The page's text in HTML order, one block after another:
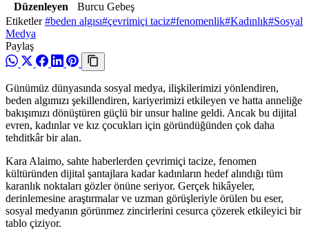
Düzenleyen
Burcu Gebeş
Etiketler #beden algısı#çevrimiçi taciz#fenomenlik#Kadınlık#Sosyal
Medya
Paylaş
Günümüz dünyasında sosyal medya, ilişkilerimizi yönlendiren,
beden algımızı şekillendiren, kariyerimizi etkileyen ve hatta anneliğe
bakışımızı dönüştüren güçlü bir unsur haline geldi. Ancak bu dijital
evren, kadınlar ve kız çocukları için göründüğünden çok daha
tehditkâr bir alan.
Kara Alaimo, sahte haberlerden çevrimiçi tacize, fenomen
kültüründen dijital şantajlara kadar kadınların hedef alındığı tüm
karanlık noktaları gözler önüne seriyor. Gerçek hikâyeler,
derinlemesine araştırmalar ve uzman görüşleriyle örülen bu eser,
sosyal medyanın görünmez zincirlerini cesurca çözerek etkileyici bir
tablo çiziyor.